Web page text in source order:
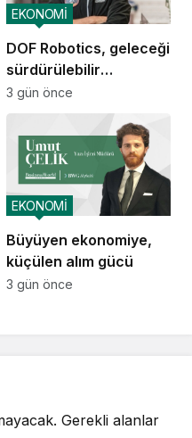
DOF Robotics, geleceği
sürdürülebilir
teknolojiyle tasarlıyor
EKONOMİ
3 gün önce
Büyüyen ekonomiye,
küçülen alım gücü
EKONOMİ
3 gün önce
Gerekli alanlar